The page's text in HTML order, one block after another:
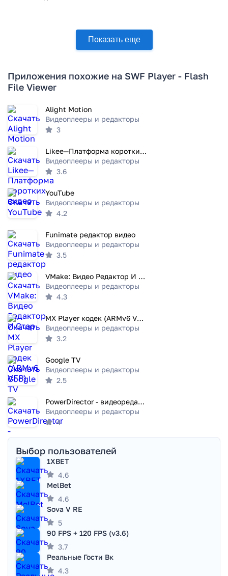
Показать еще
Приложения похожие на SWF Player - Flash
File Viewer
Alight Motion
Видеоплееры и редакторы
3
Likee—Платформа коротких видео
Видеоплееры и редакторы
3.6
YouTube
Видеоплееры и редакторы
4.2
Funimate редактор видео
Видеоплееры и редакторы
3.5
VMake: Видео Редактор И Стар
Видеоплееры и редакторы
4.3
MX Player кодек (ARMv6 VFP)
Видеоплееры и редакторы
3.2
Google TV
Видеоплееры и редакторы
2.5
PowerDirector - видеоредактор
Видеоплееры и редакторы
4
Выбор пользователей
1XBET
4.6
MelBet
4.6
Sova V RE
5
90 FPS + 120 FPS (v3.6)
3.7
Реальные Гости Вк
4.3